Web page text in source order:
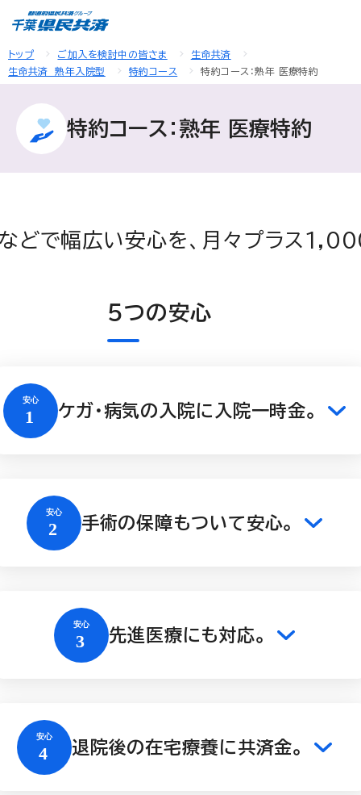
トップ ご加入を検討中の皆さま
生命共済
生命共済 熟年入院型
特約コース 特約コース：熟年 医療特約
特約コース：熟年 医療特約
どで幅広い安心を、月々プラス
５つの安心
ケガ・病気の入院に入院一時金。
手術の保障もついて安心。
先進医療にも対応。
退院後の在宅療養に共済金。